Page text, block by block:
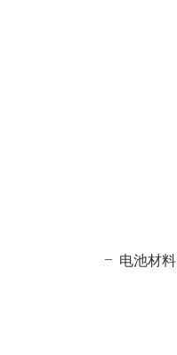
电池材料